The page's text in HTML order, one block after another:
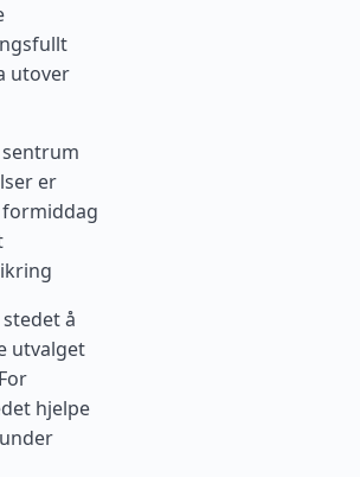
utover
er
formiddag
å
utvalget
hjelpe